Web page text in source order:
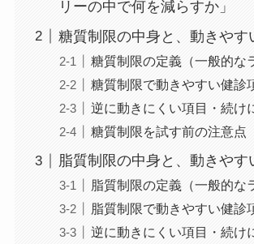
リーの中で何を減らすか」
糖質制限の中身と、動きやす
糖質制限の定義（一般的な
糖質制限で動きやすい健診
逆に動きにくい項目・続け
糖質制限を試す前の注意点
脂質制限の中身と、動きやす
脂質制限の定義（一般的な
脂質制限で動きやすい健診
逆に動きにくい項目・続け